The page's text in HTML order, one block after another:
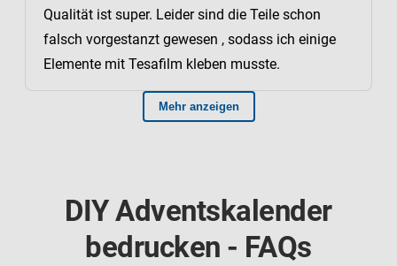
DIY Adventskalender
bedrucken - FAQs